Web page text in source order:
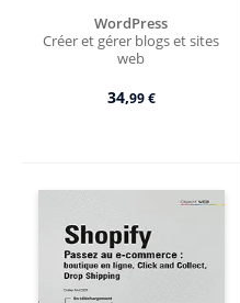
WordPress
Créer et gérer blogs et sites
web
34,99 €